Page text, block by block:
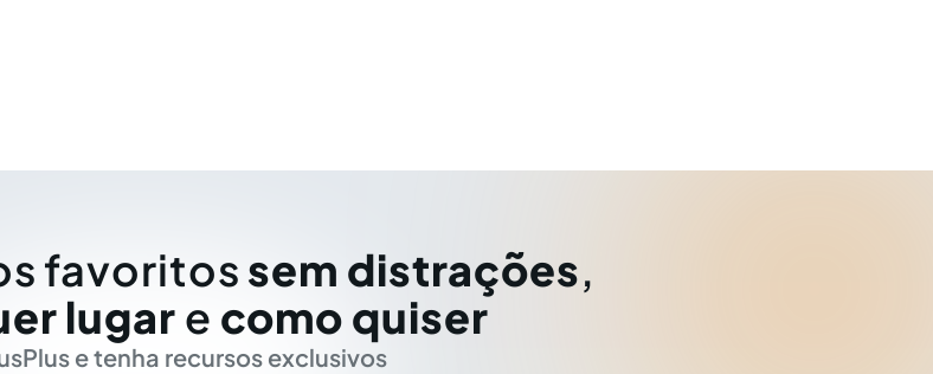
favoritos sem distrações,
lugar e como quiser
e tenha recursos exclusivos